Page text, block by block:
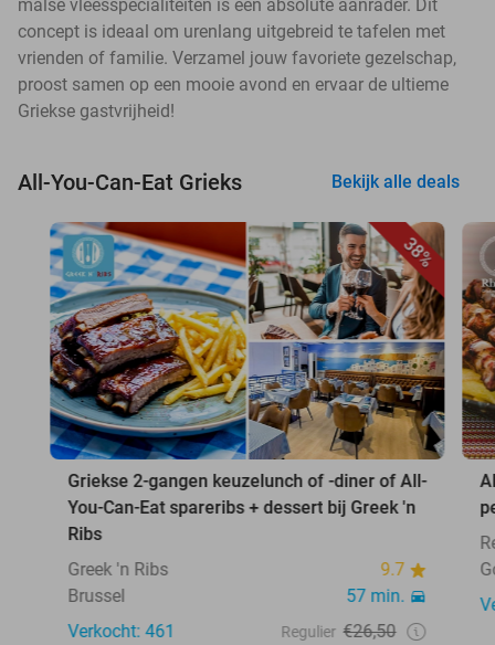
malse vleesspecialiteiten is een absolute aanrader. Dit
concept is ideaal om urenlang uitgebreid te tafelen met
vrienden of familie. Verzamel jouw favoriete gezelschap,
proost samen op een mooie avond en ervaar de ultieme
Griekse gastvrijheid!
All-You-Can-Eat Grieks Bekijk alle deals
38%
Griekse 2-gangen keuzelunch of -diner of All-
You-Can-Eat spareribs + dessert bij Greek 'n
Ribs
Greek 'n Ribs
9.7
Brussel
57 min.
Verkocht: 461
Regulier €26,50